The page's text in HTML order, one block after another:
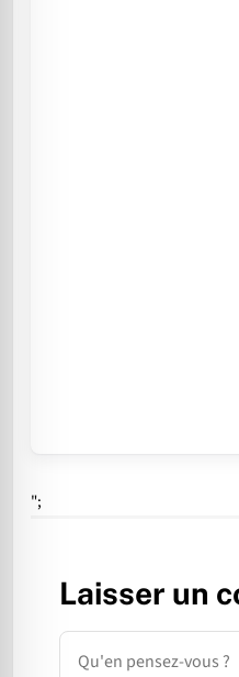
";
Laisser un
Commentaire